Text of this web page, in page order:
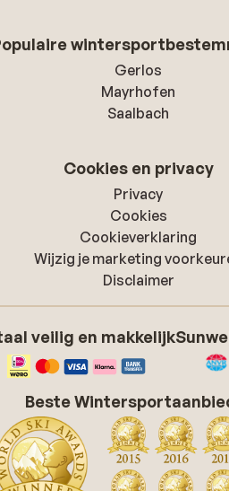
Gerlos
Mayrhofen
Saalbach
Cookies en privacy
Privacy
Cookies
Cookieverklaring
Wijzig je marketing
Disclaimer
veilig en makkelijk
Beste